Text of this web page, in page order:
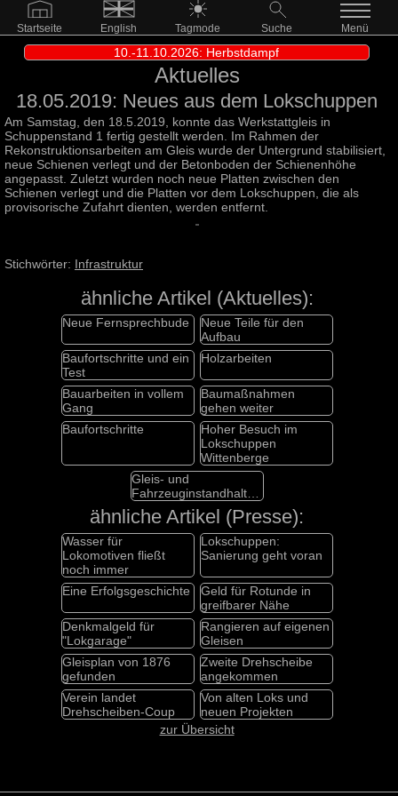
Startseite English Tagmode Suche Menü
10.-11.10.2026: Herbstdampf
Aktuelles
18.05.2019: Neues aus dem Lokschuppen
Am Samstag, den 18.5.2019, konnte das Werkstattgleis in
Schuppenstand 1 fertig gestellt werden. Im Rahmen der
Rekonstruktionsarbeiten am Gleis wurde der Untergrund stabilisiert,
neue Schienen verlegt und der Betonboden der Schienenhöhe
angepasst. Zuletzt wurden noch neue Platten zwischen den
Schienen verlegt und die Platten vor dem Lokschuppen, die als
provisorische Zufahrt dienten, werden entfernt.
Stichwörter: Infrastruktur
ähnliche Artikel (Aktuelles):
Neue Fernsprechbude
Neue Teile für den
Aufbau
Baufortschritte und ein
Test
Holzarbeiten
Bauarbeiten in vollem
Gang
Baumaßnahmen
gehen weiter
Baufortschritte
Hoher Besuch im
Lokschuppen
Wittenberge
Gleis- und
Fahrzeuginstandhaltung
ähnliche Artikel (Presse):
Wasser für
Lokomotiven fließt
noch immer
Lokschuppen:
Sanierung geht voran
Eine Erfolgsgeschichte
Geld für Rotunde in
greifbarer Nähe
Denkmalgeld für
"Lokgarage"
Rangieren auf eigenen
Gleisen
Gleisplan von 1876
gefunden
Zweite Drehscheibe
angekommen
Verein landet
Drehscheiben-Coup
Von alten Loks und
neuen Projekten
zur Übersicht